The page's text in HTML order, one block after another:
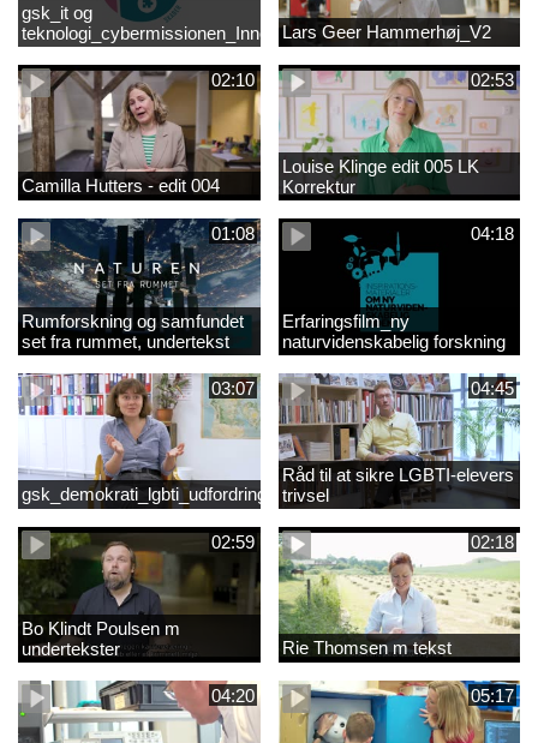
gsk_it og
teknologi_cybermissionen_InnovationscirklenLars Geer Hammerhøj_V2
02:10
Camilla Hutters - edit 004
02:53
Louise Klinge edit 005 LK
Korrektur
01:08
Rumforskning og samfundet
set fra rummet, undertekst
04:18
Erfaringsfilm_ny
naturvidenskabelig forskning
03:07
gsk_demokrati_lgbti_udfordringer
04:45
Råd til at sikre LGBTI-elevers
trivsel
02:59
Bo Klindt Poulsen m
undertekster
02:18
Rie Thomsen m tekst
04:20 05:17